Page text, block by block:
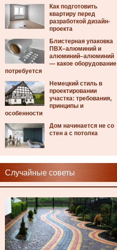
Как подготовить
квартиру перед
разработкой дизайн-
проекта
Блистерная упаковка
ПВХ–алюминий и
алюминий–алюминий
— какое оборудование
потребуется
Немецкий стиль в
проектировании
участка: требования,
принципы и
особенности
Дом начинается не со
стен а с потолка
Случайные советы